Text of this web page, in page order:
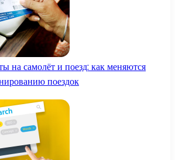
на самолёт и поезд: как меняются
поездок